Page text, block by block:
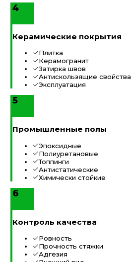
4
Керамические покрытия
Плитка
Керамогранит
Затирка швов
Антискользящие свойства
Эксплуатация
5
Промышленные полы
Эпоксидные
Полиуретановые
Топпинги
Антистатические
Химически стойкие
6
Контроль качества
Ровность
Прочность стяжки
Адгезия